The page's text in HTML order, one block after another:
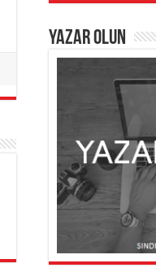
Yazar Olun